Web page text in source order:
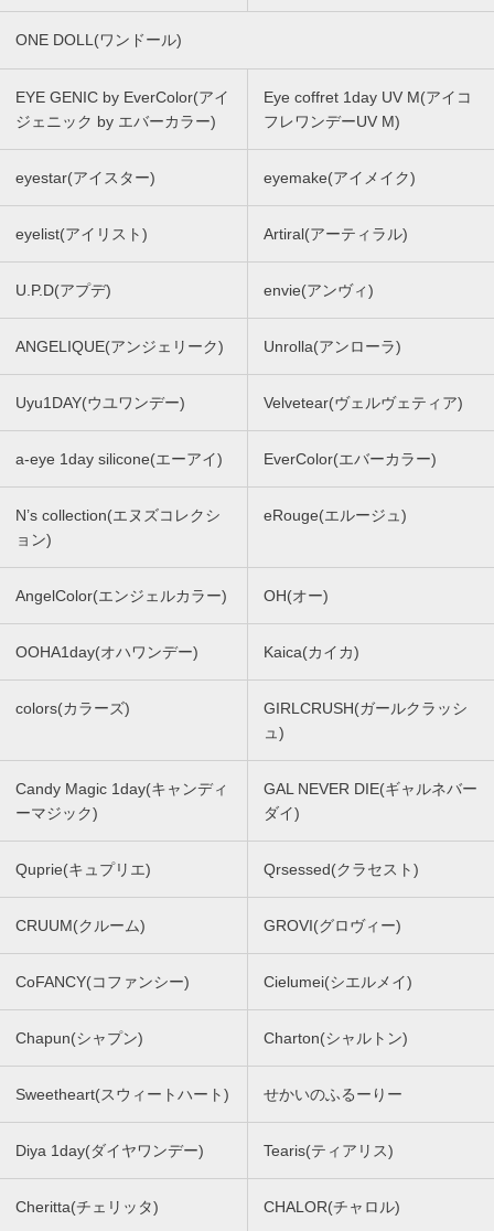
ONE DOLL(ワンドール)
EYE GENIC by EverColor(アイ
ジェニック by エバーカラー)
Eye coffret 1day UV M(アイコ
フレワンデーUV M)
eyestar(アイスター) eyemake(アイメイク)
eyelist(アイリスト) Artiral(アーティラル)
U.P.D(アプデ) envie(アンヴィ)
ANGELIQUE(アンジェリーク) Unrolla(アンローラ)
Uyu1DAY(ウユワンデー) Velvetear(ヴェルヴェティア)
a-eye 1day silicone(エーアイ) EverColor(エバーカラー)
N’s collection(エヌズコレクシ
ョン)
eRouge(エルージュ)
AngelColor(エンジェルカラー) OH(オー)
OOHA1day(オハワンデー) Kaica(カイカ)
colors(カラーズ)
GIRLCRUSH(ガールクラッシ
ュ)
Candy Magic 1day(キャンディ
ーマジック)
GAL NEVER DIE(ギャルネバー
ダイ)
Quprie(キュプリエ) Qrsessed(クラセスト)
CRUUM(クルーム) GROVI(グロヴィー)
CoFANCY(コファンシー) Cielumei(シエルメイ)
Chapun(シャプン) Charton(シャルトン)
Sweetheart(スウィートハート) せかいのふるーりー
Diya 1day(ダイヤワンデー) Tearis(ティアリス)
Cheritta(チェリッタ) CHALOR(チャロル)